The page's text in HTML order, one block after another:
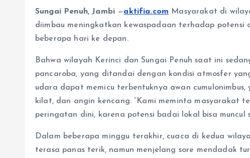
Sungai Penuh, Jambi —aktifia.com Masyarakat di
diimbau meningkatkan kewaspadaan terhadap
beberapa hari ke depan.
Bahwa wilayah Kerinci dan Sungai Penuh saat ini
pancaroba, yang ditandai dengan kondisi atmosfer
udara dapat memicu terbentuknya awan
kilat, dan angin kencang. “Kami meminta masyarakat
peringatan dini, karena potensi badai lokal bisa muncul
Dalam beberapa minggu terakhir, cuaca di kedua
terasa panas terik, namun menjelang sore mendadak